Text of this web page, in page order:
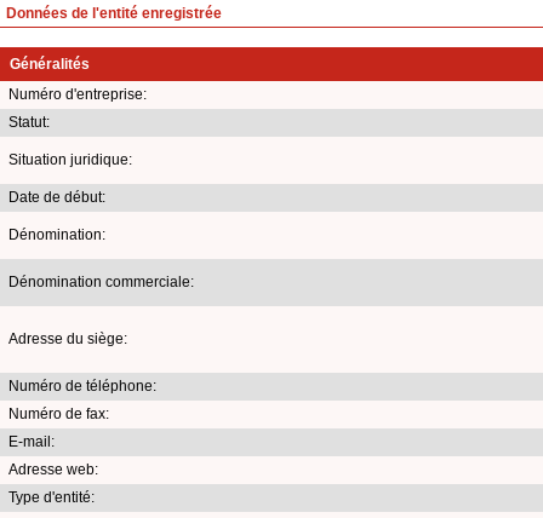
Données de l'entité enregistrée
Généralités
Numéro d'entreprise:
Statut:
Situation juridique:
Date de début:
Dénomination:
Dénomination commerciale:
Adresse du siège:
Numéro de téléphone:
Numéro de fax:
E-mail:
Adresse web:
Type d'entité: